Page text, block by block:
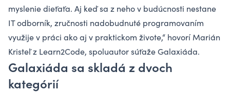
myslenie dieťaťa. Aj keď sa z neho v budúcnosti nestane
IT odborník, zručnosti nadobudnuté programovaním
využije v práci ako aj v praktickom živote,“ hovorí Marián
Kristeľ z Learn2Code, spoluautor súťaže Galaxiáda.
Galaxiáda sa skladá z dvoch
kategórií